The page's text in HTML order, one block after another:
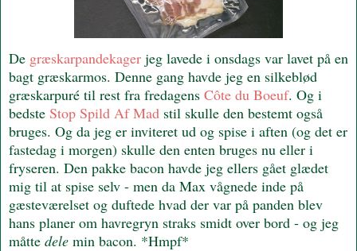
De græskarpandekager jeg lavede i onsdags var lavet på en
bagt græskarmos. Denne gang havde jeg en silkeblød
græskarpuré til rest fra fredagens Côte du Boeuf. Og i
bedste Stop Spild Af Mad stil skulle den bestemt også
bruges. Og da jeg er inviteret ud og spise i aften (og det er
fastedag i morgen) skulle den enten bruges nu eller i
fryseren. Den pakke bacon havde jeg ellers gået glædet
mig til at spise selv - men da Max vågnede inde på
gæsteværelset og duftede hvad der var på panden blev
hans planer om havregryn straks smidt over bord - og jeg
måtte dele min bacon. *Hmpf*